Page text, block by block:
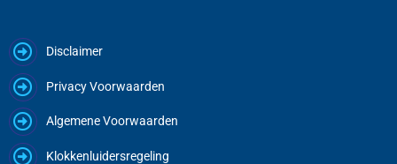
Disclaimer
Privacy Voorwaarden
Algemene Voorwaarden
Klokkenluidersregeling